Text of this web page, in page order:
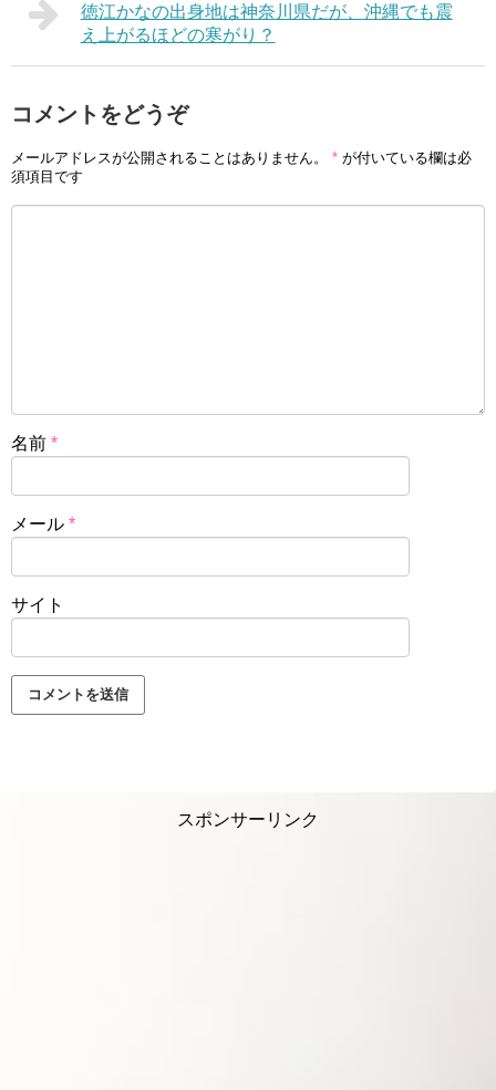
徳江かなの出身地は神奈川県だが、沖縄でも震
え上がるほどの寒がり？
コメントをどうぞ
メールアドレスが公開されることはありません。 * が付いている欄は必
須項目です
名前 *
メール *
サイト
スポンサーリンク